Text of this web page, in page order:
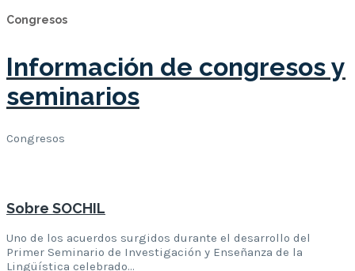
Congresos
Información de congresos y
seminarios
Congresos
Sobre SOCHIL
Uno de los acuerdos surgidos durante el desarrollo del
Primer Seminario de Investigación y Enseñanza de la
Lingüística celebrado…